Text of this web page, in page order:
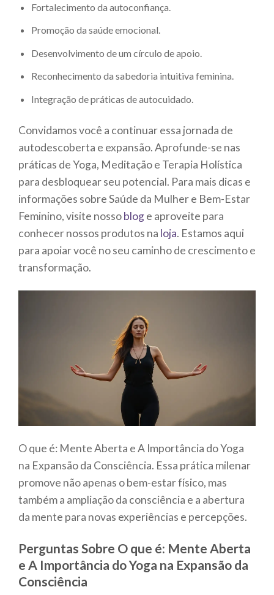
Fortalecimento da autoconfiança.
Promoção da saúde emocional.
Desenvolvimento de um círculo de apoio.
Reconhecimento da sabedoria intuitiva feminina.
Integração de práticas de autocuidado.
Convidamos você a continuar essa jornada de
autodescoberta e expansão. Aprofunde-se nas
práticas de Yoga, Meditação e Terapia Holística
para desbloquear seu potencial. Para mais dicas e
informações sobre Saúde da Mulher e Bem-Estar
Feminino, visite nossobloge aproveite para
conhecer nossos produtos na loja. Estamos aqui
para apoiar você no seu caminho de crescimento e
transformação.
O que é: Mente Aberta e A Importância do Yoga
na Expansão da Consciência. Essa prática milenar
promove não apenas o bem-estar físico, mas
também a ampliação da consciência e a abertura
da mente para novas experiências e percepções.
Perguntas Sobre O que é: Mente Aberta
e A Importância do Yoga na Expansão da
Consciência